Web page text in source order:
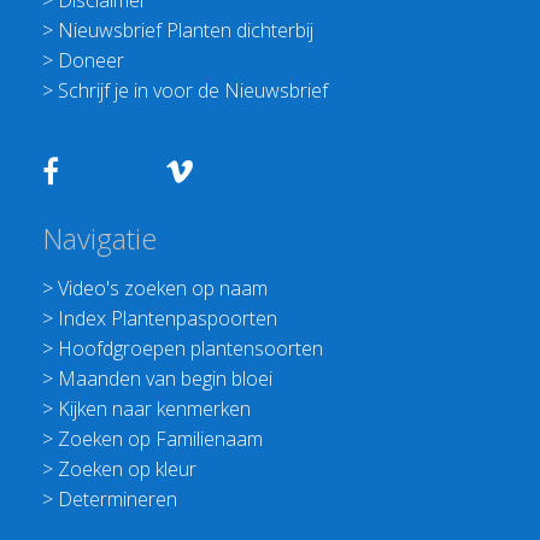
> Nieuwsbrief Planten dichterbij
> Doneer
> Schrijf je in voor de Nieuwsbrief
Navigatie
>Video's zoeken op naam
> Index Plantenpaspoorten
> Hoofdgroepen plantensoorten
> Maanden van begin bloei
> Kijken naar kenmerken
> Zoeken op Familienaam
> Zoeken op kleur
> Determineren